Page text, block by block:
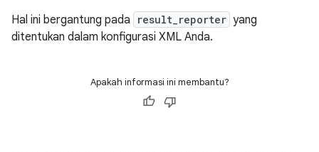
Hal ini bergantung pada result_reporter yang
ditentukan dalam konfigurasi XML Anda.
Apakah informasi ini membantu?